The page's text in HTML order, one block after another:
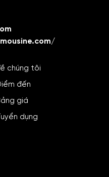
chúng tôi
đến
giá
dụng